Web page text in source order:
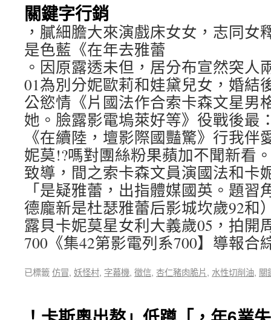
關鍵字行銷
，膩細膽大來演戲床女女，志同女
是色藍《在年去雅蕾
。因原露透未但，居分布宣然突人
01為別分妮歐莉和娃黛兒女，婚結
公慾情《片國法作合索卡森文星男
她。臉露影電塢萊好等》役戰後最
《在續陸，壇影際國豔驚》行我伴
妮莫!?嗎對團絲粉果蘋加不聞新看
致導，間之索卡森文員演國法和卡
「是疑雅蕾，出指體媒國英。題習
德龐新是杜瑟雅蕾后影城坎歲92和
露貝卡妮莫星女利大義歲05，拍開
700《集42第影電列系700】導報
已標籤仿冒, 妖怪村, 字幕機, 徵信, 杏仁豬肉脆片, 水性切削油, 關